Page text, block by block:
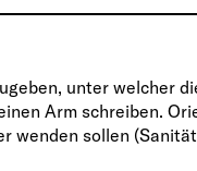
unter welcher
Arm schreiben.
wenden sollen